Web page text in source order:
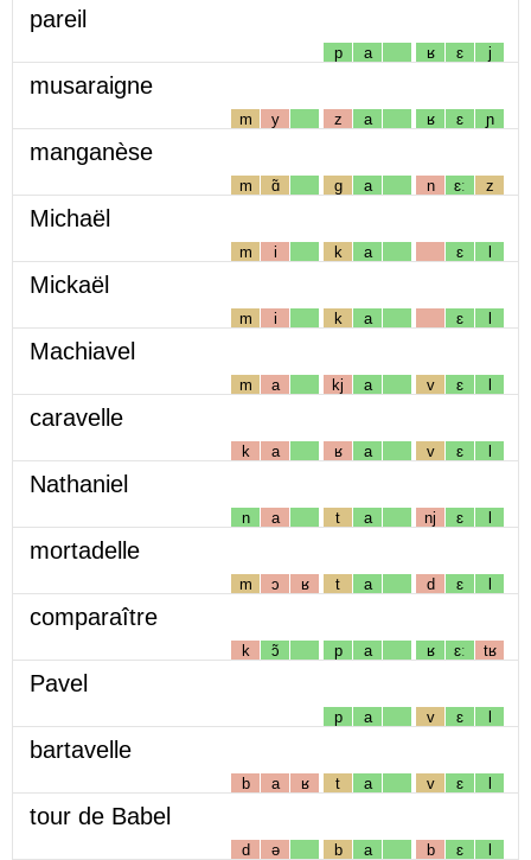
pareil
p a ʁ ɛ j
musaraigne
m y z a ʁ ɛ ɲ
manganèse
m ɑ̃ g a n ɛː z
Michaël
m i k a ɛ l
Mickaël
m i k a ɛ l
Machiavel
m a kj a v ɛ l
caravelle
k a ʁ a v ɛ l
Nathaniel
n a t a nj ɛ l
mortadelle
m ɔ ʁ t a d ɛ l
comparaître
k ɔ̃ p a ʁ ɛː tʁ
Pavel
p a v ɛ l
bartavelle
b a ʁ t a v ɛ l
tour de Babel
d ə b a b ɛ l